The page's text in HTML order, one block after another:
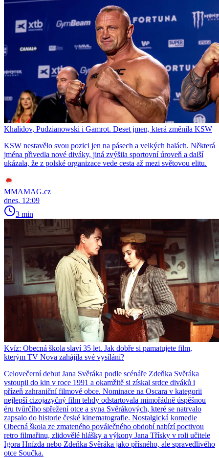
Khalidov, Pudzianowski i Gamrot. Deset jmen, která změnila KSW
KSW nestavělo svou pozici jen na pásech a velkých halách. Některá
jména přivedla nové diváky, jiná zvýšila sportovní úroveň a další
ukázala, že z polské organizace vede cesta až mezi světovou elitu.
MMAMAG.cz
dnes, 12:09
3 min
Kvíz: Obecná škola slaví 35 let. Jak dobře si pamatujete film,
kterým TV Nova zahájila své vysílání?
Celovečerní debut Jana Svěráka podle scénáře Zdeňka Svěráka
vstoupil do kin v roce 1991 a okamžitě si získal srdce diváků i
přízeň zahraniční filmové obce. Nominace na Oscara v kategorii
nejlepší cizojazyčný film tehdy odstartovala mimořádně úspěšnou
éru tvůrčího spřežení otce a syna Svěrákových, které se natrvalo
zapsalo do historie české kinematografie. Nostalgická komedie
Obecná škola ze zmateného poválečného období nabízí poctivou
retro filmařinu, zlidovělé hlášky a výkony Jana Třísky v roli učitele
Igora Hnízda nebo Zdeňka Svěráka jako přísného, ale spravedlivého
otce Součka.